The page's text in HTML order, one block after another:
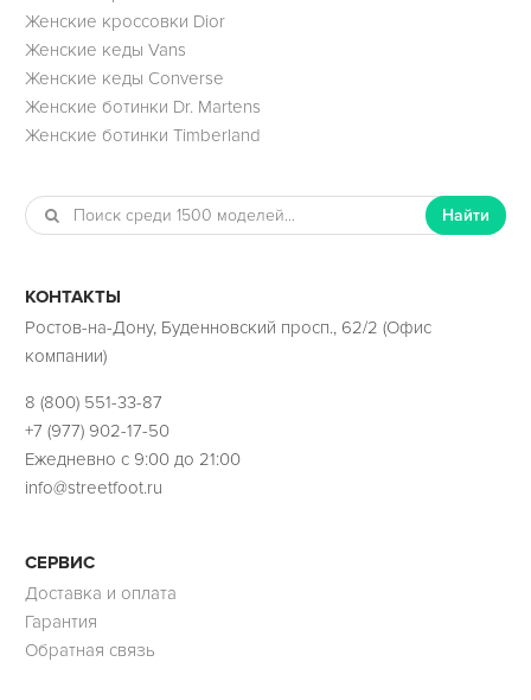
Женские кроссовки Dior
Женские кеды Vans
Женские кеды Converse
Женские ботинки Dr. Martens
Женские ботинки Timberland
Найти
КОНТАКТЫ
Ростов-на-Дону, Буденновский просп., 62/2 (Офис
компании)
8 (800) 551-33-87
+7 (977) 902-17-50
Ежедневно с 9:00 до 21:00
info@streetfoot.ru
СЕРВИС
Доставка и оплата
Гарантия
Обратная связь